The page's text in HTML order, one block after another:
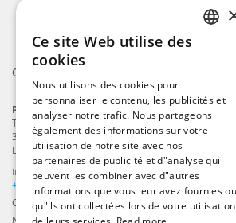
Contact
ProFlags B.V.
Tilbury 8
3897 AC,Zeewolde
Les Pays-Bas
info@beachflags.com
+31 (0) 85 401 4648
Chambre de commerce: 92559840
FRENCH
Ce site Web utilise des
cookies
Nous utilisons des cookies pour
personnaliser le contenu, les publicités et
analyser notre trafic. Nous partageons
également des informations sur votre
utilisation de notre site avec nos
partenaires de publicité et d"analyse qui
peuvent les combiner avec d"autres
informations que vous leur avez fournies ou
qu"ils ont collectées lors de votre utilisation